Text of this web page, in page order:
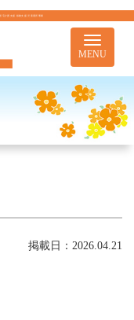
宅介護支援 移動支援 児童通所事業
Toggle
MENU
掲載日：2026.04.21